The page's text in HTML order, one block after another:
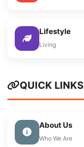
Lifestyle
Living
QUICK LINKS
About Us
Who We Are